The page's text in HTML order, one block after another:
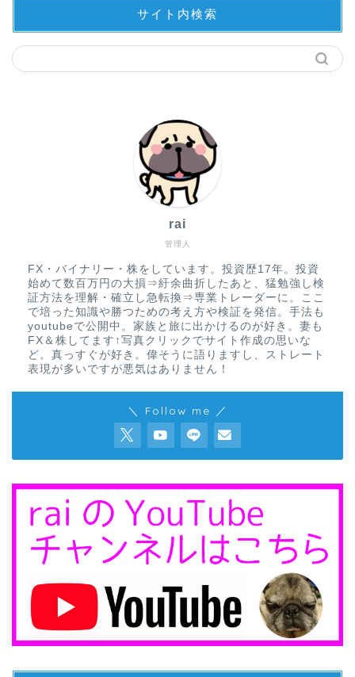
サイト内検索
管理人
rai
FX・バイナリー・株をしています。投資歴17年。投資
始めて数百万円の大損⇒紆余曲折したあと、猛勉強し検
証方法を理解・確立し急転換⇒専業トレーダーに。ここ
で培った知識や勝つための考え方や検証を発信。手法も
youtubeで公開中。家族と旅に出かけるのが好き。妻も
FX＆株してます↑写真クリックでサイト作成の思いな
ど。真っすぐが好き。偉そうに語りますし、ストレート
表現が多いですが悪気はありません！
＼ Follow me ／